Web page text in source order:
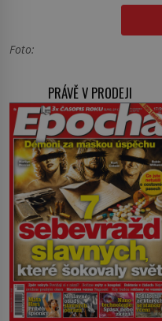
Foto:
PRÁVĚ V PRODEJI